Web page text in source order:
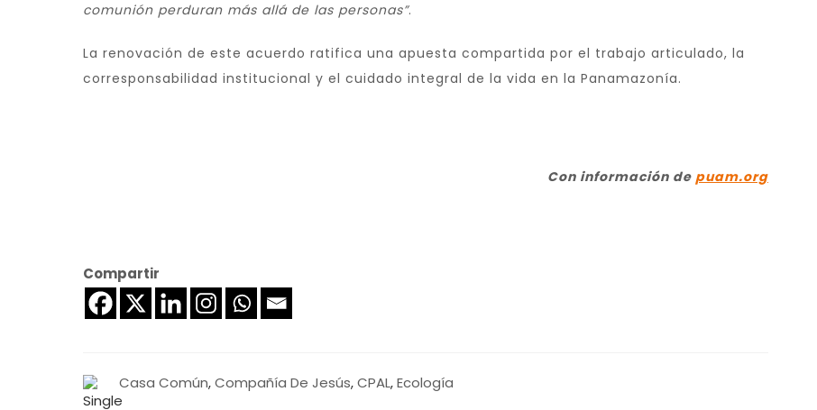
comunión perduran más allá de las personas”.
La renovación de este acuerdo ratifica una apuesta compartida por el trabajo articulado, la
corresponsabilidad institucional y el cuidado integral de la vida en la Panamazonía.
Con información de puam.org
Compartir
Casa Común,Compañía De Jesús,CPAL,Ecología